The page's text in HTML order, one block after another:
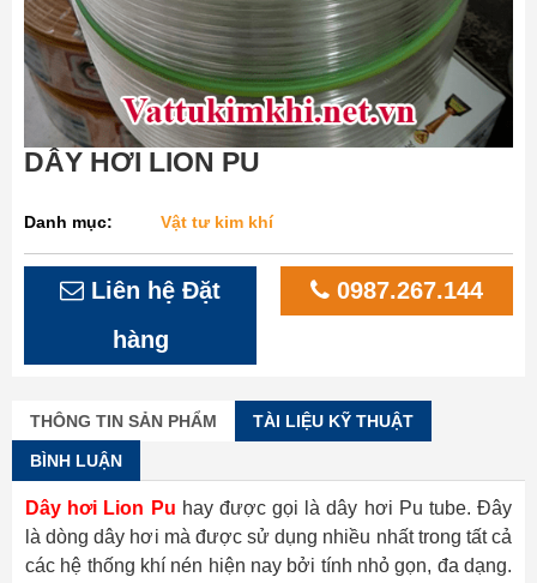
DÂY HƠI LION PU
Danh mục: Vật tư kim khí
Liên hệ Đặt
hàng
0987.267.144
THÔNG TIN SẢN PHẨM TÀI LIỆU KỸ THUẬT
BÌNH LUẬN
Dây hơi Lion Pu hay được gọi là dây hơi Pu tube. Đây
là dòng dây hơi mà được sử dụng nhiều nhất trong tất cả
các hệ thống khí nén hiện nay bởi tính nhỏ gọn, đa dạng.